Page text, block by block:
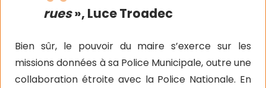
rues», Luce Troadec
Bien sûr, le pouvoir du maire s’exerce sur les
missions données à sa Police Municipale, outre une
collaboration étroite avec la Police Nationale. En